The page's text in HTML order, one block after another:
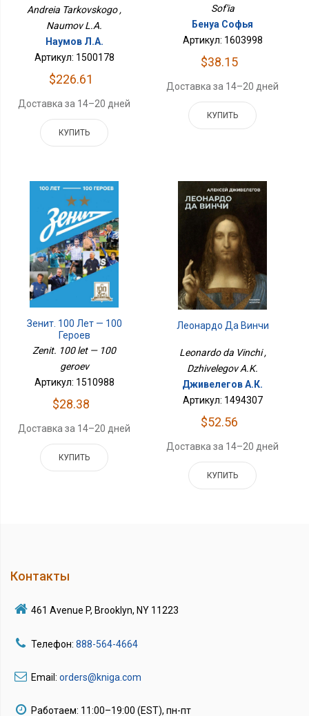
Andreia Tarkovskogo ,
Naumov L.A.
Наумов Л.А.
Артикул: 1500178
$226.61
Доставка за 14–20 дней
КУПИТЬ
Sof'ia
Бенуа Софья
Артикул: 1603998
$38.15
Доставка за 14–20 дней
КУПИТЬ
Зенит. 100 Лет — 100
Героев
Zenit. 100 let — 100
geroev
Артикул: 1510988
$28.38
Доставка за 14–20 дней
КУПИТЬ
Леонардо Да Винчи
Leonardo da Vinchi ,
Dzhivelegov A.K.
Дживелегов А.К.
Артикул: 1494307
$52.56
Доставка за 14–20 дней
КУПИТЬ
Контакты
461 Avenue P, Brooklyn, NY 11223
Телефон: 888-564-4664
Email: orders@kniga.com
Работаем: 11:00–19:00 (EST), пн-пт